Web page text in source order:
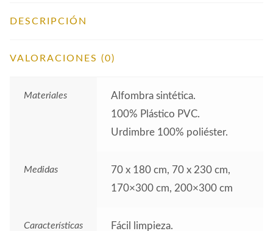
DESCRIPCIÓN
VALORACIONES (0)
Materiales
Alfombra sintética.
100% Plástico PVC.
Urdimbre 100% poliéster.
Medidas
70 x 180 cm, 70 x 230 cm,
170×300 cm, 200×300 cm
Características
Fácil limpieza.